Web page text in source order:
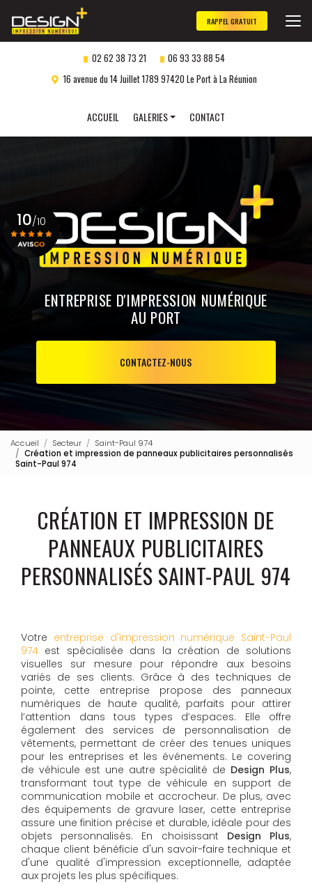
au
contenu
principal
02 62 38 73 21
06 93 33 88 54
16 avenue du 14 Juillet 1789 97420 Le Port à La Réunion
ACCUEIL
GALERIES
Impression numérique
Gravure laser
personnalisée
CONTACT
RAPPEL GRATUIT
ENTREPRISE D'IMPRESSION NUMÉRIQUE
AU PORT
CONTACTEZ-NOUS
10/10
Voir le certificat
Accueil Secteur
Saint-Paul 974
Création et impression de panneaux publicitaires personnalisés
Saint-Paul 974
CRÉATION ET IMPRESSION DE
PANNEAUX PUBLICITAIRES
PERSONNALISÉS SAINT-PAUL 974
Votre entreprise d'impression numérique Saint-Paul
974 est spécialisée dans la création de solutions
visuelles sur mesure pour répondre aux besoins
variés de ses clients. Grâce à des techniques de
pointe, cette entreprise propose des panneaux
numériques de haute qualité, parfaits pour attirer
l’attention dans tous types d’espaces. Elle offre
également des services de personnalisation de
vêtements, permettant de créer des tenues uniques
pour les entreprises et les événements. Le covering
de véhicule est une autre spécialité de Design Plus,
transformant tout type de véhicule en support de
communication mobile et accrocheur. De plus, avec
des équipements de gravure laser, cette entreprise
assure une finition précise et durable, idéale pour des
objets personnalisés. En choisissant Design Plus,
chaque client bénéficie d'un savoir-faire technique et
d'une qualité d'impression exceptionnelle, adaptée
aux projets les plus spécifiques.